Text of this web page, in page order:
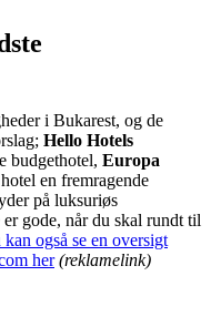
i Bukarest, og de
Hello Hotels
budgethotel, Europa
en fremragende
på luksuriøs
gode, når du skal rundt til
også se en oversigt
her (reklamelink)